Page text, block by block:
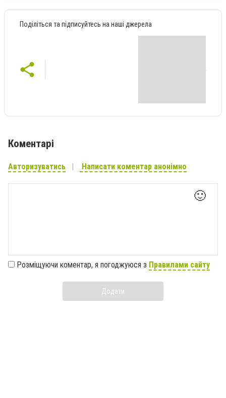
Поділіться та підписуйтесь на наші джерела
Коментарі
Авторизуватись Написати коментар анонімно
🙂
Розміщуючи коментар, я погоджуюся з Правилами сайту
Додати